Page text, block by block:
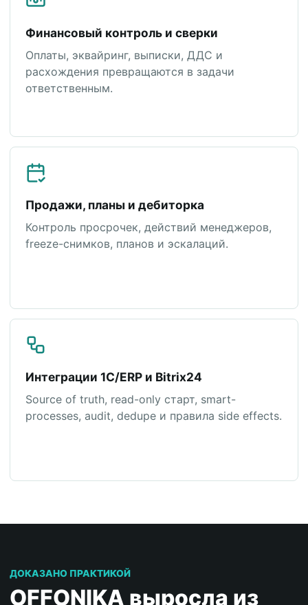
Финансовый контроль и сверки
Оплаты, эквайринг, выписки, ДДС и
расхождения превращаются в задачи
ответственным.
Продажи, планы и дебиторка
Контроль просрочек, действий менеджеров,
freeze-снимков, планов и эскалаций.
Интеграции 1С/ERP и Bitrix24
Source of truth, read-only старт, smart-
processes, audit, dedupe и правила side effects.
ДОКАЗАНО ПРАКТИКОЙ
OFFONIKA выросла из